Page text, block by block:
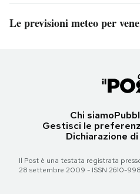
Le previsioni meteo per
Chi siamo
Gestisci le
Dichiarazione
Il Post è una testata registrata
28 settembre 2009 - ISSN 2610-